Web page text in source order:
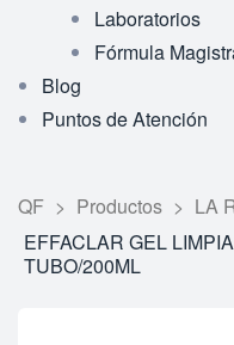
Laboratorios
Fórmula
Blog
Puntos de Atención
QF > Productos > LA
EFFACLAR GEL
TUBO/200ML